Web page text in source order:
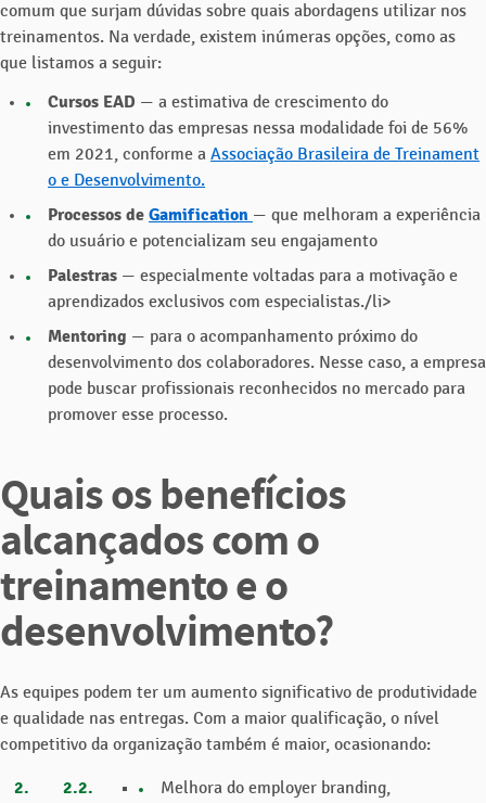
comum que surjam dúvidas sobre quais abordagens utilizar nos
treinamentos. Na verdade, existem inúmeras opções, como as
que listamos a seguir:
Cursos EAD — a estimativa de crescimento do
investimento das empresas nessa modalidade foi de 56%
em 2021, conforme a Associação Brasileira de Treinament
o e Desenvolvimento.
Processos de Gamification — que melhoram a experiência
do usuário e potencializam seu engajamento
Palestras — especialmente voltadas para a motivação e
aprendizados exclusivos com especialistas./li>
Mentoring — para o acompanhamento próximo do
desenvolvimento dos colaboradores. Nesse caso, a empresa
pode buscar profissionais reconhecidos no mercado para
promover esse processo.
Quais os benefícios
alcançados com o
treinamento e o
desenvolvimento?
As equipes podem ter um aumento significativo de produtividade
e qualidade nas entregas. Com a maior qualificação, o nível
competitivo da organização também é maior, ocasionando:
Melhora do employer branding,